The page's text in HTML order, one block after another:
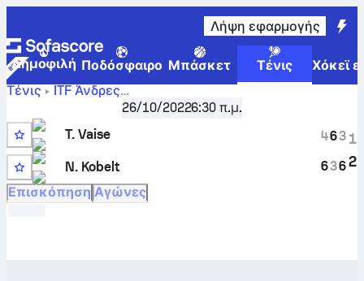
Λήψη εφαρμογής
Δημοφιλή Ποδόσφαιρο Μπάσκετ Τένις
Χόκεϊ
Τένις
ITF Άνδρες
Parnu, Singles Main, M-ITF-EST-02A,
Tomas Vaise
ζωντανό σκορ και
συγκριτικά αποτελέσματα
26/10/20226:30 π.μ.
T. Vaise
N. Kobelt
4
6
6
3
3
6
1
2
Επισκόπηση Αγώνες